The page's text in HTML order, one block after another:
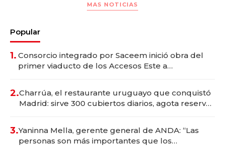
MAS NOTICIAS
Popular
1. Consorcio integrado por Saceem inició obra del
primer viaducto de los Accesos Este a
2.Charrúa, el restaurante uruguayo que conquistó
Madrid: sirve 300 cubiertos diarios, agota reservas
3.Yaninna Mella, gerente general de ANDA: “Las
personas son más importantes que los